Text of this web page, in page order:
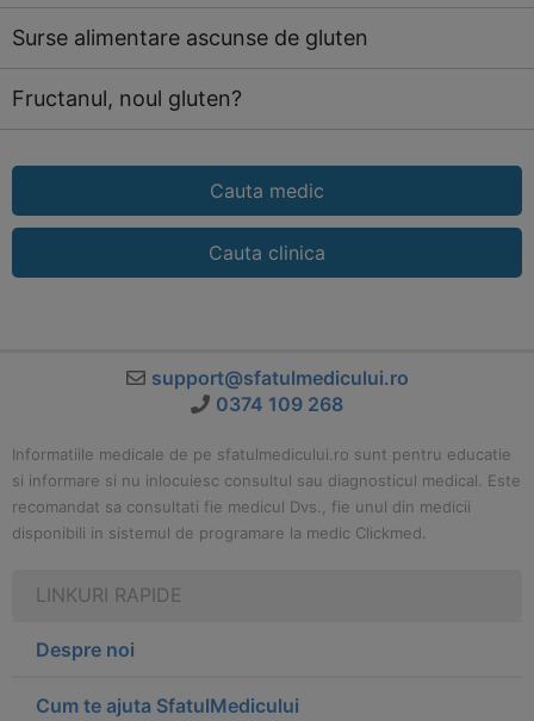
Surse alimentare ascunse de gluten
Fructanul, noul gluten?
Cauta medic
Cauta clinica
support@sfatulmedicului.ro
0374 109 268
Informatiile medicale de pe sfatulmedicului.ro sunt pentru educatie
si informare si nu inlocuiesc consultul sau diagnosticul medical. Este
recomandat sa consultati fie medicul Dvs., fie unul din medicii
disponibili in sistemul de programare la medic Clickmed.
LINKURI RAPIDE
Despre noi
Cum te ajuta SfatulMedicului